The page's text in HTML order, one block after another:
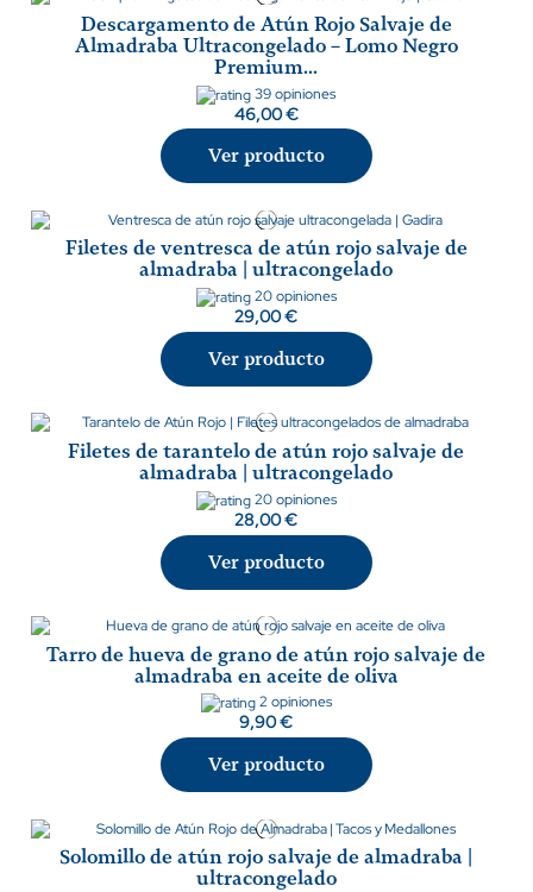
Descargamento de Atún Rojo Salvaje de
Almadraba Ultracongelado – Lomo Negro
Premium...
39 opiniones
46,00 €
Ver producto
Filetes de ventresca de atún rojo salvaje de
almadraba | ultracongelado
20 opiniones
29,00 €
Ver producto
Filetes de tarantelo de atún rojo salvaje de
almadraba | ultracongelado
20 opiniones
28,00 €
Ver producto
Tarro de hueva de grano de atún rojo salvaje de
almadraba en aceite de oliva
2 opiniones
9,90 €
Ver producto
Solomillo de atún rojo salvaje de almadraba |
ultracongelado